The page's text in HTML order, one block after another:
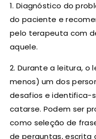
1. Diagnóstico do
do paciente e
pelo terapeuta com
aquele.
2. Durante a leitura,
menos) um dos
desafios e identifica-
catarse. Podem ser
como seleção de
de perguntas, escrita